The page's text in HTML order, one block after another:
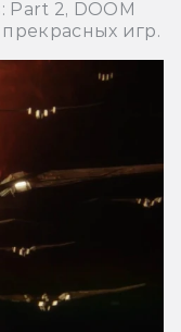
Part 2, DOOM
игр.